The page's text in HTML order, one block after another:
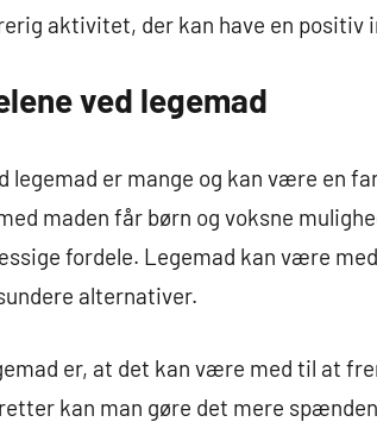
aktivitet, der kan have en positiv
ved legemad
legemad er mange og kan være en
maden får børn og voksne
fordele. Legemad kan være
alternativer.
er, at det kan være med til at
kan man gøre det mere